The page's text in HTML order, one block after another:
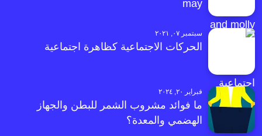
may
سبتمبر ٠٧, ٢٠٢١
الحركات الاجتماعية كظاهرة اجتماعية
فبراير ٢٠, ٢٠٢٤
ما فوائد مشروب الشمر للبطن والجهاز
الهضمي والمعدة؟